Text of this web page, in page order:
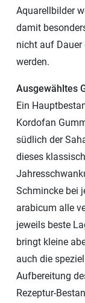
Aquarellbilder
damit
nicht auf
werden.
Ausgewähltes
Ein
Kordofan
südlich der
dieses
Schmincke bei
arabicum alle
jeweils beste
bringt kleine
auch die
Aufbereitung
Rezeptur-